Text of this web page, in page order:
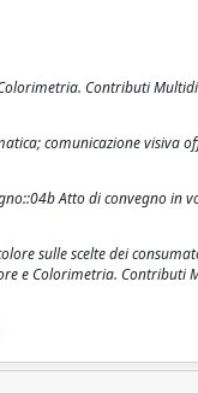
Contributi
comunicazione visiva
Atto di convegno in
sulle scelte dei
e Colorimetria. Contributi